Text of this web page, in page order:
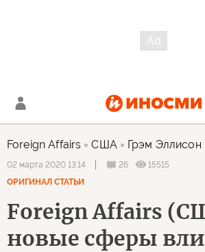
Foreign Affairs США Грэм Эллисон
02 марта 2020 13:14 26
15515
ОРИГИНАЛ СТАТЬИ
Foreign Affairs
новые сферы